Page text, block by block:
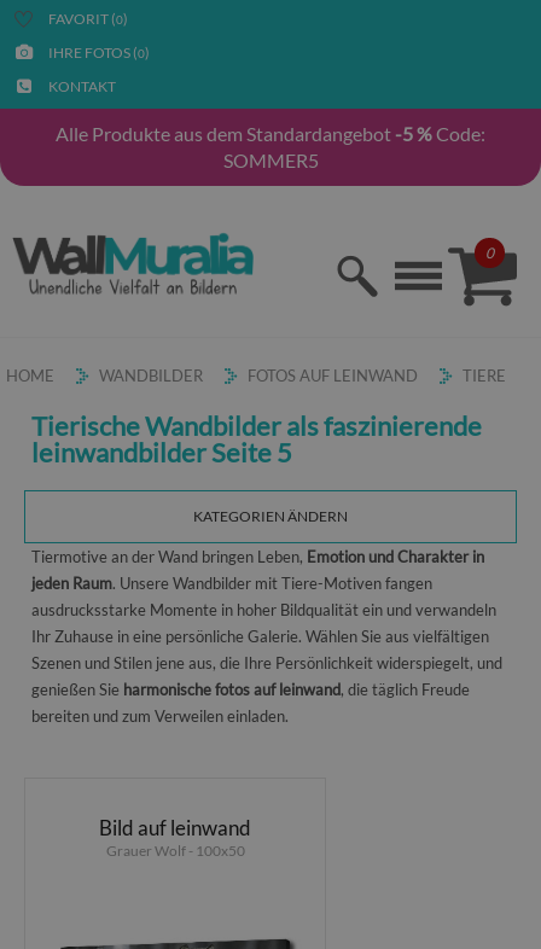
FAVORIT (0)
IHRE FOTOS (0)
KONTAKT
Alle Produkte aus dem Standardangebot -5 %Code:
SOMMER5
0
HOME WANDBILDER FOTOS AUF LEINWAND TIERE
Tierische Wandbilder als faszinierende
leinwandbilder Seite 5
KATEGORIEN ÄNDERN
Tiermotive an der Wand bringen Leben, Emotion und Charakter in
jeden Raum. Unsere Wandbilder mit Tiere-Motiven fangen
ausdrucksstarke Momente in hoher Bildqualität ein und verwandeln
Ihr Zuhause in eine persönliche Galerie. Wählen Sie aus vielfältigen
Szenen und Stilen jene aus, die Ihre Persönlichkeit widerspiegelt, und
genießen Sie harmonische fotos auf leinwand, die täglich Freude
bereiten und zum Verweilen einladen.
Bild auf leinwand
Grauer Wolf - 100x50